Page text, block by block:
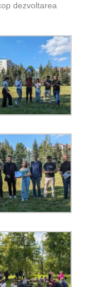
dezvoltarea